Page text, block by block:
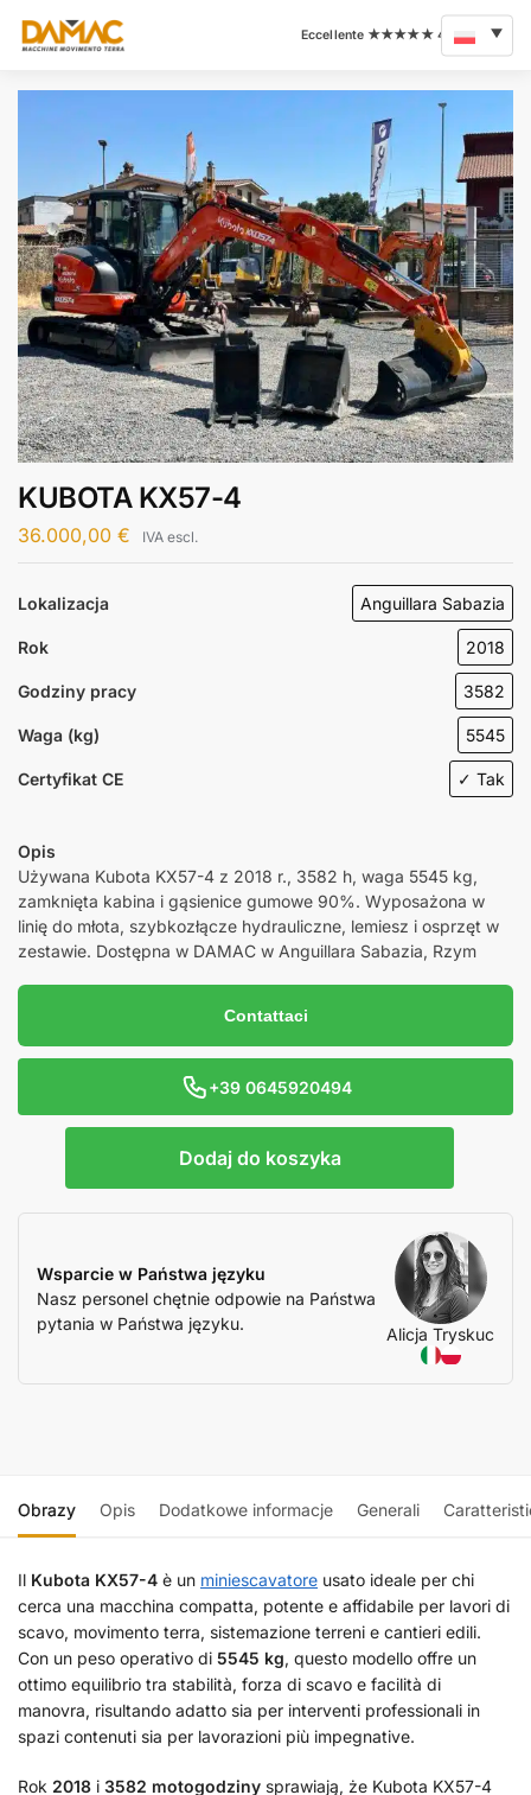
KUBOTA KX57-4
36.000,00 € IVA escl.
Lokalizacja Anguillara Sabazia
Rok 2018
Godziny pracy 3582
Waga (kg) 5545
Certyfikat CE ✓ Tak
Opis
Używana Kubota KX57-4 z 2018 r., 3582 h, waga 5545 kg,
zamknięta kabina i gąsienice gumowe 90%. Wyposażona w
linię do młota, szybkozłącze hydrauliczne, lemiesz i osprzęt w
zestawie. Dostępna w DAMAC w Anguillara Sabazia, Rzym
Contattaci
+39 0645920494
Dodaj do koszyka
Wsparcie w Państwa języku
Nasz personel chętnie odpowie na Państwa
pytania w Państwa języku.
Alicja Tryskuc
Obrazy Opis Dodatkowe informacje Generali
Il Kubota KX57-4 è un miniescavatore usato ideale per chi
cerca una macchina compatta, potente e affidabile per lavori di
scavo, movimento terra, sistemazione terreni e cantieri edili.
Con un peso operativo di 5545 kg, questo modello offre un
ottimo equilibrio tra stabilità, forza di scavo e facilità di
manovra, risultando adatto sia per interventi professionali in
spazi contenuti sia per lavorazioni più impegnative.
Rok 2018 i 3582 motogodziny sprawiają, że Kubota KX57-4